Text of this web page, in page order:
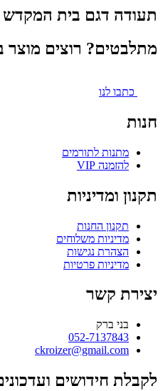
תעודה דגם בית המקדש
מתלבטים? רוצים
כתבו לנו
חנות
מתנות לתורמים
להזמנה VIP
תקנון ומדיניות
תקנון החנות
מדיניות משלוחים
הצהרת נגישות
מדיניות פרטיות
יצירת קשר
בני ברק
052-7137843
ckroizer@gmail.com
לקבלת חידושים